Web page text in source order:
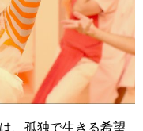
は、孤独で生きる希望